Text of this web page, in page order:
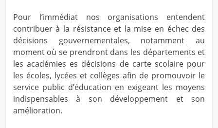
Pour l’immédiat nos organisations entendent
contribuer à la résistance et la mise en échec des
décisions gouvernementales, notamment au
moment où se prendront dans les départements et
les académies es décisions de carte scolaire pour
les écoles, lycées et collèges afin de promouvoir le
service public d’éducation en exigeant les moyens
indispensables à son développement et son
amélioration.